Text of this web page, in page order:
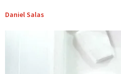
Daniel Salas